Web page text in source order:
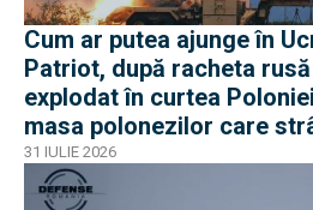
Cum ar putea ajunge în
Patriot, după racheta
explodat în curtea
masa polonezilor care
31 IULIE 2026